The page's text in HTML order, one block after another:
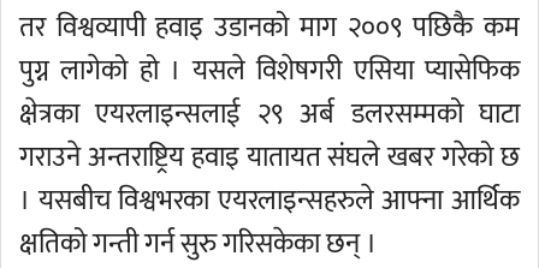
तर विश्वव्यापी हवाइ उडानको माग २००९ पछिकै कम
पुग्न लागेको हो । यसले विशेषगरी एसिया प्यासेफिक
क्षेत्रका एयरलाइन्सलाई २९ अर्ब डलरसम्मको घाटा
गराउने अन्तराष्ट्रिय हवाइ यातायत संघले खबर गरेको छ
। यसबीच विश्वभरका एयरलाइन्सहरुले आफ्ना आर्थिक
क्षतिको गन्ती गर्न सुरु गरिसकेका छन् ।